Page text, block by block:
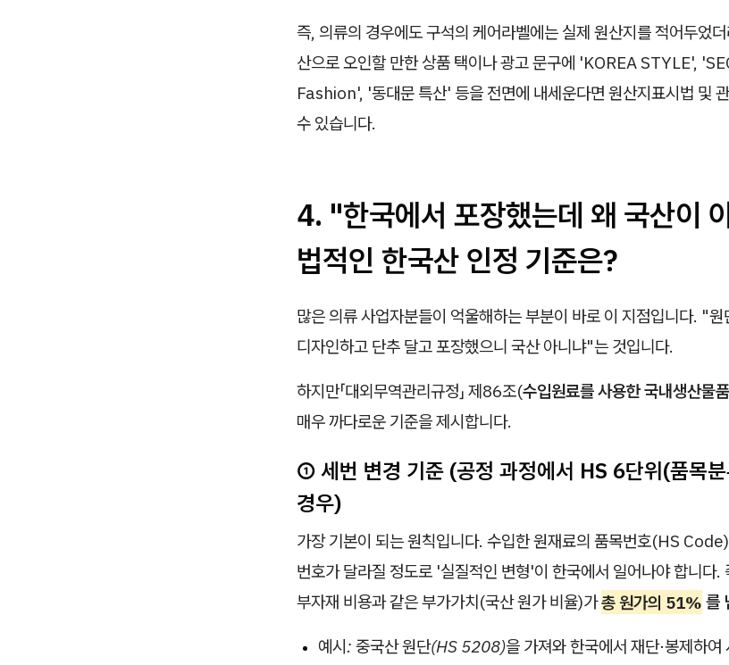
즉, 의류의 경우에도 구석의 케어라벨에는 실제 원산지를 적어두었
산으로 오인할 만한 상품 택이나 광고 문구에 'KOREA STYLE',
Fashion', '동대문 특산' 등을 전면에 내세운다면 원산지표시법 및
수 있습니다.
4. "한국에서 포장했는데 왜 국산이
법적인 한국산 인정 기준은?
많은 의류 사업자분들이 억울해하는 부분이 바로 이 지점입니다. "
디자인하고 단추 달고 포장했으니 국산 아니냐"는 것입니다.
하지만「대외무역관리규정」 제86조(수입원료를 사용한 국내생산물
매우 까다로운 기준을 제시합니다.
① 세번 변경 기준 (공정 과정에서 HS 6단위(품목
경우)
가장 기본이 되는 원칙입니다. 수입한 원재료의 품목번호(HS
번호가 달라질 정도로 '실질적인 변형'이 한국에서 일어나야 합니다.
부자재 비용과 같은 부가가치(국산 원가 비율)가총 원가의 51% 를
예시: 중국산 원단(HS 5208)을 가져와 한국에서 재단·봉제하